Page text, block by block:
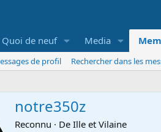
Quoi de neuf Media
de profil
Rechercher dans les
notre350z
Reconnu · De Ille et Vilaine